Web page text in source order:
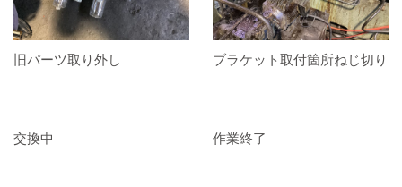
旧パーツ取り外し ブラケット取付箇所ねじ切り
交換中 作業終了